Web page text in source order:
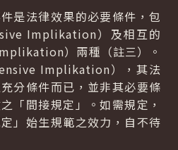
是法律效果的必要條件，包
Implikation）及相互的
）兩種（註三）。
Implikation），其法
分條件而已，並非其必要條
「間接規定」。如需規定，
」始生規範之效力，自不待